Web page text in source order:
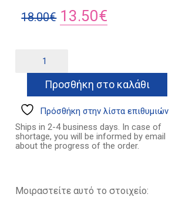
18.00€ Original
18.00€.
13.50€
είναι:
13.50€.
νεκροί
θάψουν
τους
τους
ποσότητα
Προσθήκη στο καλάθι
Πρόσθήκη στην λίστα επιθυμιών
Ships in 2-4 business days. In case of
shortage, you will be informed by email
about the progress of the order.
Μοιραστείτε αυτό το στοιχείο: